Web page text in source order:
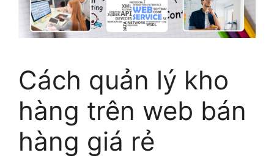
Cách quản lý kho
hàng trên web bán
hàng giá rẻ